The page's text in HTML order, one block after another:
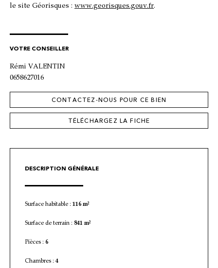
le site Géorisques : www.georisques.gouv.fr.
VOTRE CONSEILLER
Rémi VALENTIN
0658627016
CONTACTEZ-NOUS POUR CE BIEN
TÉLÉCHARGEZ LA FICHE
DESCRIPTION GÉNÉRALE
Surface habitable : 116 m²
Surface de terrain : 841 m²
Pièces : 6
Chambres : 4